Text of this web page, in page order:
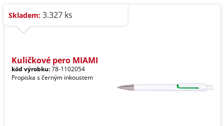
Skladem: 3.327 ks
Kuličkové pero MIAMI
kód výrobku:78-1102054
Propiska s černým inkoustem